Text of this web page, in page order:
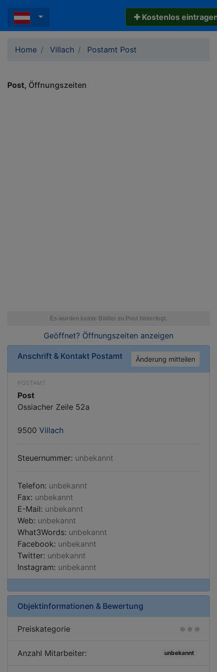
✚ Kostenlos
Home Villach Postamt Post
Post Öffnungszeiten
Geöffnet? Öffnungszeiten anzeigen
Anschrift & Kontakt Postamt Änderung mitteilen
POSTAMT
Post
Ossiacher Zeile 52a
9500 Villach
Steuernummer: unbekannt
Telefon: unbekannt
Fax: unbekannt
E-Mail: unbekannt
Web: unbekannt
What3Words: unbekannt
Facebook: unbekannt
Twitter: unbekannt
Instagram: unbekannt
Objektinformationen & Bewertung
Preiskategorie
Anzahl Mitarbeiter: unbekannt